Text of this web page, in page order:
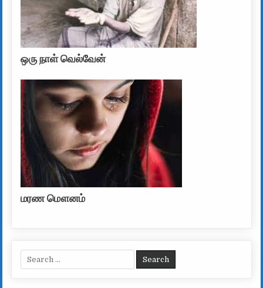
ஒரு நாள் வெல்வேன்
மரண மௌனம்
Search for: